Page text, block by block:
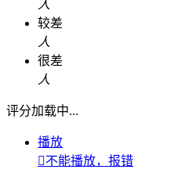
人
较差
人
很差
人
评分加载中...
播放
不能播放，报错